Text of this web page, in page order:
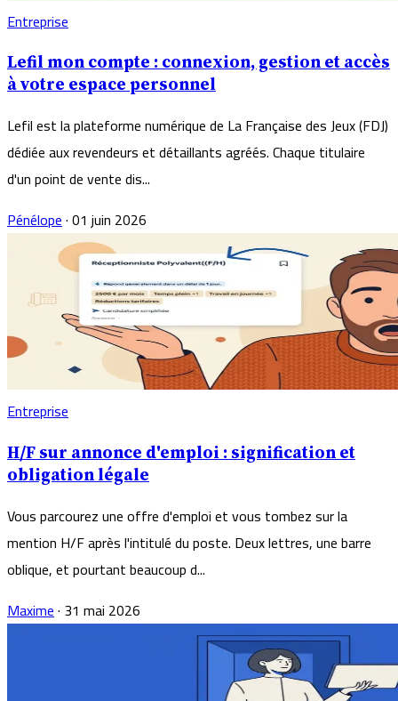
Entreprise
Lefil mon compte : connexion, gestion et accès
à votre espace personnel
Lefil est la plateforme numérique de La Française des Jeux (FDJ)
dédiée aux revendeurs et détaillants agréés. Chaque titulaire
d'un point de vente dis...
Pénélope·01 juin 2026
Entreprise
H/F sur annonce d'emploi : signification et
obligation légale
Vous parcourez une offre d'emploi et vous tombez sur la
mention H/F après l'intitulé du poste. Deux lettres, une barre
oblique, et pourtant beaucoup d...
Maxime· 31 mai 2026